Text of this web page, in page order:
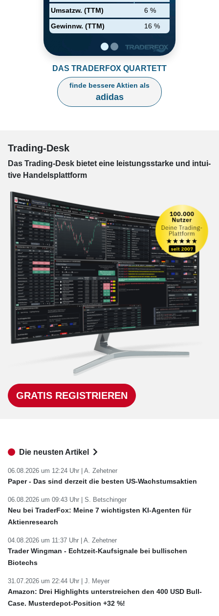
Umsatzw. (TTM)
6 %
Gewinnw. (TTM)
16 %
DAS TRADERFOX QUARTETT
finde bessere Aktien als
adidas
Trading-Desk
Das Trading-Desk bie­tet eine leis­tungs­star­ke und in­tui­
tive Han­dels­platt­form
GRATIS REGISTRIEREN
Die neusten Artikel
06.08.2026 um 12:24 Uhr | A. Zehetner
Paper - Das sind derzeit die besten US-Wachstumsaktien
06.08.2026 um 09:43 Uhr | S. Betschinger
Neu bei TraderFox: Meine 7 wichtigsten KI-Agenten für
Aktienresearch
04.08.2026 um 11:37 Uhr | A. Zehetner
Trader Wingman - Echtzeit-Kaufsignale bei bullischen
Biotechs
31.07.2026 um 22:44 Uhr | J. Meyer
Amazon: Drei Highlights unterstreichen den 400 USD Bull-
Case. Musterdepot-Position +32 %!